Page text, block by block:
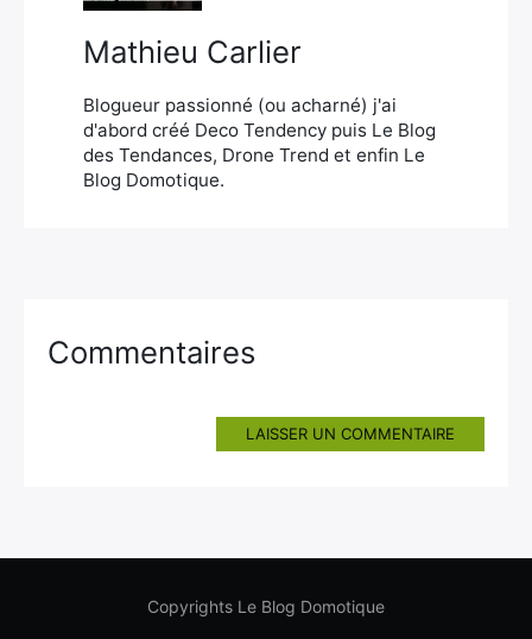
Mathieu Carlier
Blogueur passionné (ou acharné) j'ai
d'abord créé Deco Tendency puis Le Blog
des Tendances, Drone Trend et enfin Le
Blog Domotique.
Commentaires
LAISSER UN COMMENTAIRE
Copyrights Le Blog Domotique